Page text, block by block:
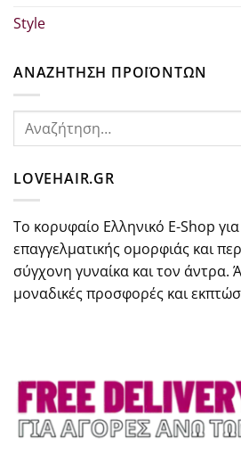
Style
ΑΝΑΖΗΤΗΣΗ ΠΡΟΪΟΝΤΩΝ
Αναζήτηση
LOVEHAIR.GR
Το κορυφαίο Ελληνικό E-Shop
επαγγελματικής ομορφιάς και
σύγχονη γυναίκα και τον
μοναδικές προσφορές και